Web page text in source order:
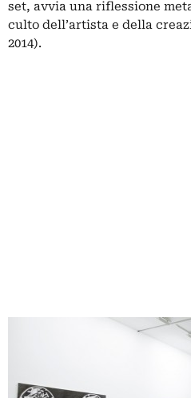
set, avvia una riflessione
culto dell’artista e della
2014).